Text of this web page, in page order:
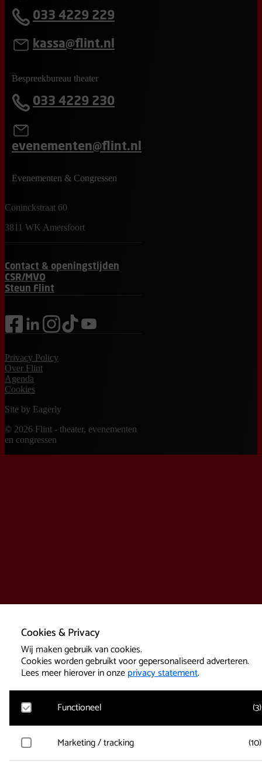
Cookies & Privacy
Wij maken gebruik van cookies.
Cookies worden gebruikt voor gepersonaliseerd adverteren.
Lees meer hierover in onzeprivacy statement.
Functioneel (3)
Google Analytics
Marketing / tracking (10)
033 4229 229
kassa@flint.nl
Bespreekbureau theater
033 4229 230
evenementen@flint.nl
Evenementen & Congressen
Coninckstraat 60
3811 WK Amersfoort
Contact & openingstijden
CSR/MVO
Steun Flint
facebooklinkedininstagram
tiktok youtube
Privacy Policy
Over Flint
Agenda
Cookies
Site by Eagerly
© 2026 Flint - theater, evenementen
en congressen